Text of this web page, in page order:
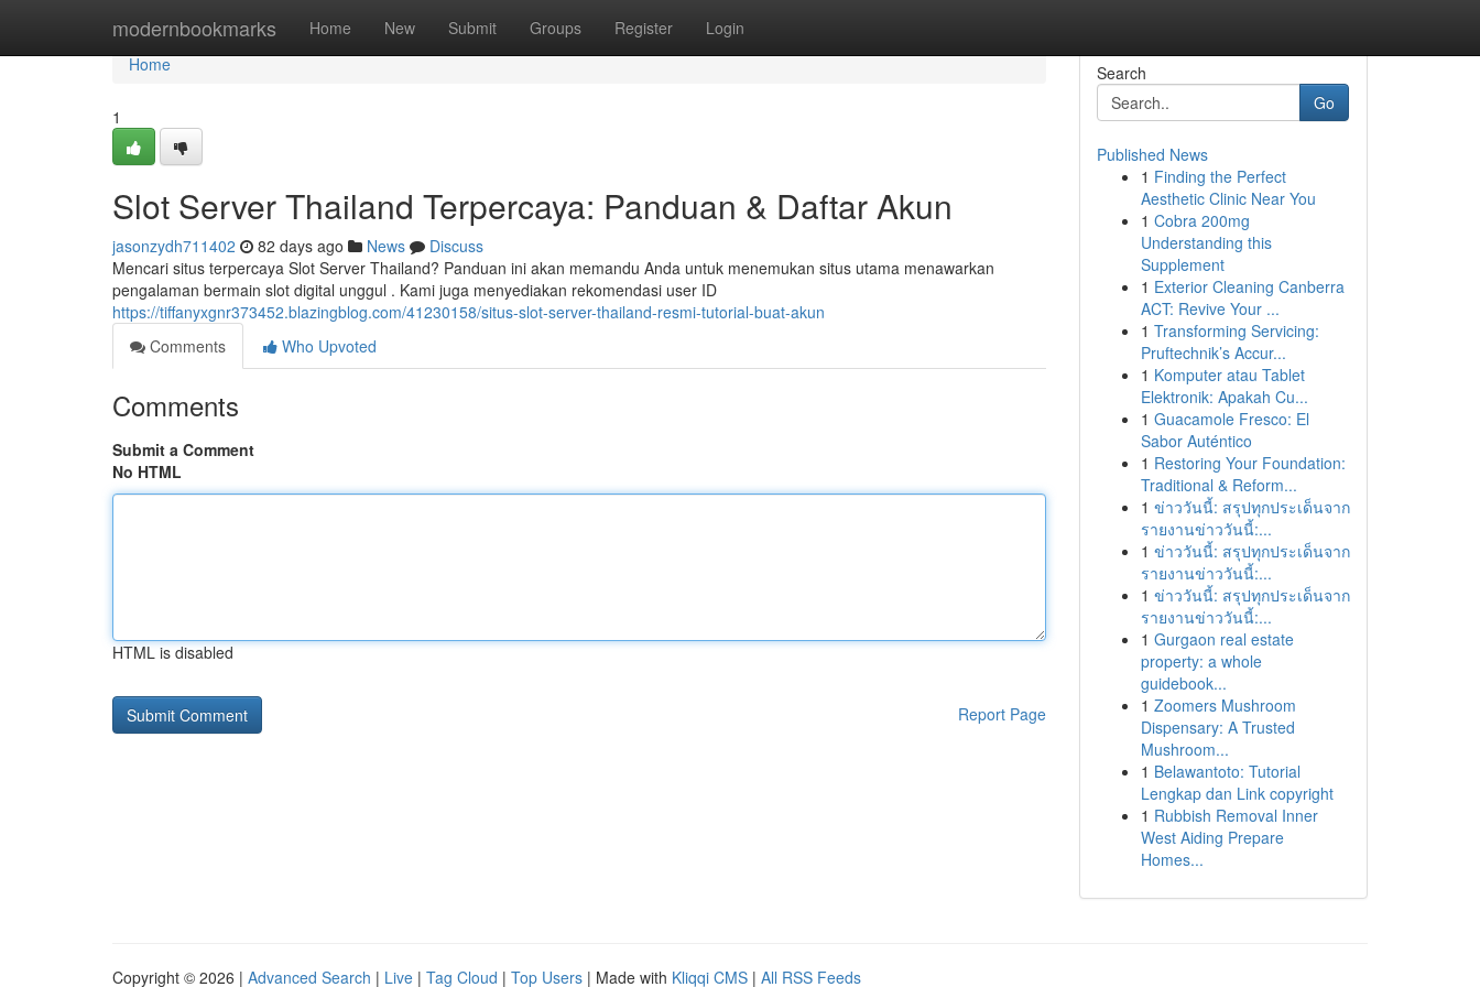
modernbookmarks Home New Submit Groups Register Login
Home
Home
1
Slot Server Thailand Terpercaya: Panduan & Daftar Akun
jasonzydh711402 82 days ago News
Discuss
Mencari situs terpercaya Slot Server Thailand? Panduan ini akan memandu Anda untuk menemukan situs utama menawarkan
pengalaman bermain slot digital unggul . Kami juga menyediakan rekomendasi user ID
https://tiffanyxgnr373452.blazingblog.com/41230158/situs-slot-server-thailand-resmi-tutorial-buat-akun
Comments
Who Upvoted
Comments
Submit a Comment
No HTML
HTML is disabled
Report Page
Search
Go
Published News
1 Finding the Perfect
Aesthetic Clinic Near You
1 Cobra 200mg
Understanding this
Supplement
1 Exterior Cleaning Canberra
ACT: Revive Your ...
1 Transforming Servicing:
Pruftechnik’s Accur...
1 Komputer atau Tablet
Elektronik: Apakah Cu...
1 Guacamole Fresco: El
Sabor Auténtico
1 Restoring Your Foundation:
Traditional & Reform...
1 ข่าววันนี้: สรุปทุกประเด็นจาก
รายงานข่าววันนี้:...
1 ข่าววันนี้: สรุปทุกประเด็นจาก
รายงานข่าววันนี้:...
1 ข่าววันนี้: สรุปทุกประเด็นจาก
รายงานข่าววันนี้:...
1 Gurgaon real estate
property: a whole
guidebook...
1 Zoomers Mushroom
Dispensary: A Trusted
Mushroom...
1 Belawantoto: Tutorial
Lengkap dan Link copyright
1 Rubbish Removal Inner
West Aiding Prepare
Homes...
Copyright © 2026 | Advanced Search | Live | Tag Cloud | Top Users | Made with Kliqqi CMS | All RSS Feeds